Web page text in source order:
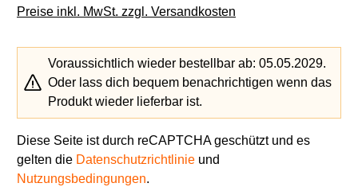
Preise inkl. MwSt. zzgl. Versandkosten
Voraussichtlich wieder bestellbar ab: 05.05.2029.
Oder lass dich bequem benachrichtigen wenn das
Produkt wieder lieferbar ist.
Diese Seite ist durch reCAPTCHA geschützt und es
gelten die Datenschutzrichtlinie und
Nutzungsbedingungen.